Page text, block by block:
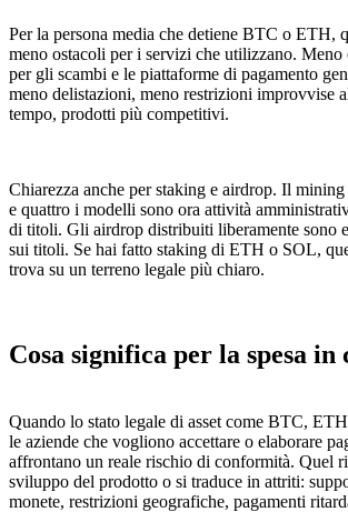
Per la persona media che detiene BTC o ETH,
meno ostacoli per i servizi che utilizzano. Meno
per gli scambi e le piattaforme di pagamento
meno delistazioni, meno restrizioni improvvise
tempo, prodotti più competitivi.
Chiarezza anche per staking e airdrop. Il
e quattro i modelli sono ora attività
di titoli. Gli airdrop distribuiti liberamente sono
sui titoli. Se hai fatto staking di ETH o SOL,
trova su un terreno legale più chiaro.
Cosa significa per la spesa in
Quando lo stato legale di asset come BTC,
le aziende che vogliono accettare o elaborare
affrontano un reale rischio di conformità. Quel
sviluppo del prodotto o si traduce in attriti:
monete, restrizioni geografiche, pagamenti